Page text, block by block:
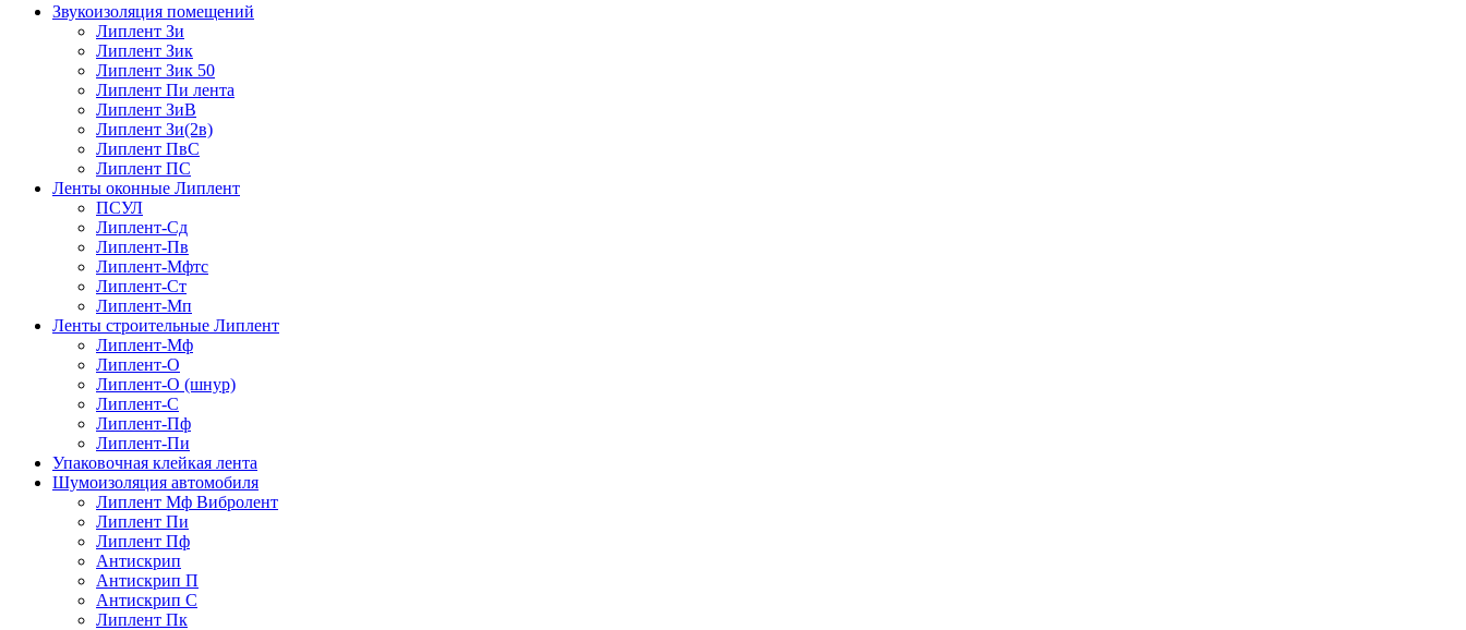
Звукоизоляция помещений
Липлент Зи
Липлент Зик
Липлент Зик 50
Липлент Пи лента
Липлент ЗиВ
Липлент Зи(2в)
Липлент ПвC
Липлент ПС
Ленты оконные Липлент
ПСУЛ
Липлент-Сд
Липлент-Пв
Липлент-Мфтс
Липлент-Ст
Липлент-Мп
Ленты строительные Липлент
Липлент-Мф
Липлент-О
Липлент-О (шнур)
Липлент-С
Липлент-Пф
Липлент-Пи
Упаковочная клейкая лента
Шумоизоляция автомобиля
Липлент Мф Вибролент
Липлент Пи
Липлент Пф
Антискрип
Антискрип П
Антискрип С
Липлент Пк